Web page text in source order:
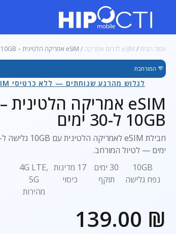
עמוד הבית / eSIM לדרום אמריקה / eSIM אמריקה הלטינית – 10GB ל-30 ימים
המורחבת
לגלוש מהרגע שנוחתים — ללא כרטיסי SIM
eSIM אמריקה הלטינית –
10GB ל-30 ימים
ימים — לטיול המורחב.
10GB
נפח גלישה
30 ימים
תוקף
17 מדינות
כיסוי
4G LTE,
5G
מהירות
139.00 ₪